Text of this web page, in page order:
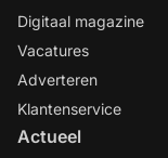
Digitaal magazine
Vacatures
Adverteren
Klantenservice
Actueel